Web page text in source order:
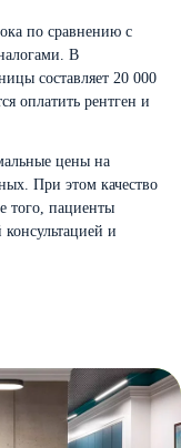
по сравнению с
В
составляет 20 000
оплатить рентген и
цены на
При этом качество
того, пациенты
и